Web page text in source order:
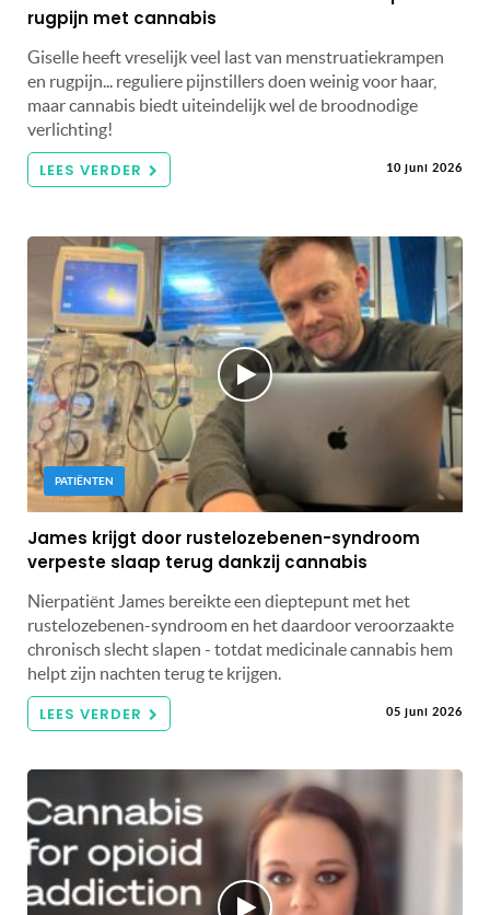
rugpijn met cannabis
Giselle heeft vreselijk veel last van menstruatiekrampen
en rugpijn... reguliere pijnstillers doen weinig voor haar,
maar cannabis biedt uiteindelijk wel de broodnodige
verlichting!
LEES VERDER 10 juni 2026
PATIËNTEN
James krijgt door rustelozebenen-syndroom
verpeste slaap terug dankzij cannabis
Nierpatiënt James bereikte een dieptepunt met het
rustelozebenen-syndroom en het daardoor veroorzaakte
chronisch slecht slapen - totdat medicinale cannabis hem
helpt zijn nachten terug te krijgen.
LEES VERDER 05 juni 2026